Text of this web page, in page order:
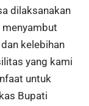
dilaksanakan
menyambut
kelebihan
yang kami
untuk
Bupati